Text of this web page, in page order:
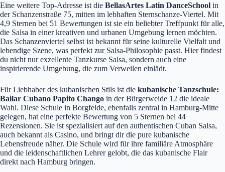
Eine weitere Top-Adresse ist die BellasArtes Latin DanceSchool in
der Schanzenstraße 75, mitten im lebhaften Sternschanze-Viertel. Mit
4,9 Sternen bei 51 Bewertungen ist sie ein beliebter Treffpunkt für alle,
die Salsa in einer kreativen und urbanen Umgebung lernen möchten.
Das Schanzenviertel selbst ist bekannt für seine kulturelle Vielfalt und
lebendige Szene, was perfekt zur Salsa-Philosophie passt. Hier findest
du nicht nur exzellente Tanzkurse Salsa, sondern auch eine
inspirierende Umgebung, die zum Verweilen einlädt.
Für Liebhaber des kubanischen Stils ist die kubanische Tanzschule:
Bailar Cubano Papito Chango in der Bürgerweide 12 die ideale
Wahl. Diese Schule in Borgfelde, ebenfalls zentral in Hamburg-Mitte
gelegen, hat eine perfekte Bewertung von 5 Sternen bei 44
Rezensionen. Sie ist spezialisiert auf den authentischen Cuban Salsa,
auch bekannt als Casino, und bringt dir die pure kubanische
Lebensfreude näher. Die Schule wird für ihre familiäre Atmosphäre
und die leidenschaftlichen Lehrer gelobt, die das kubanische Flair
direkt nach Hamburg bringen.